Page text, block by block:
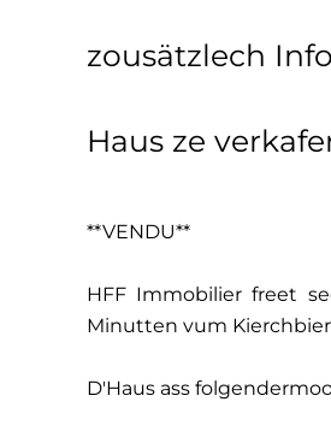
zousätzlech
Haus ze
**VENDU**
HFF Immobilier freet
Minutten vum
D'Haus ass